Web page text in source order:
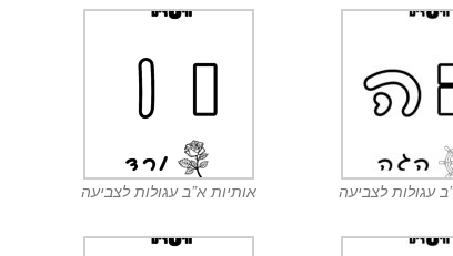
עגולות לצביעה אותיות א”ב עגולות לצביעה